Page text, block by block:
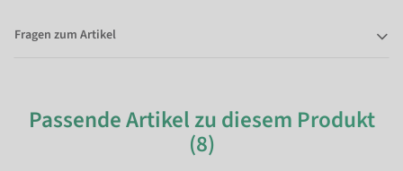
Fragen zum Artikel
Passende Artikel zu diesem Produkt
(8)